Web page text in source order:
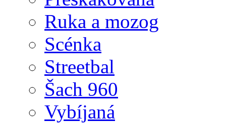
Ruka a mozog
Scénka
Streetbal
Šach 960
Vybíjaná